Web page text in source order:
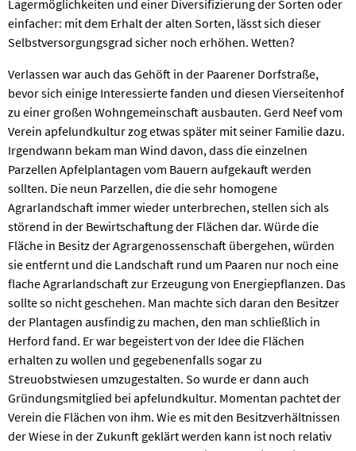
Lagermöglichkeiten und einer Diversifizierung der Sorten oder
einfacher: mit dem Erhalt der alten Sorten, lässt sich dieser
Selbstversorgungsgrad sicher noch erhöhen. Wetten?
Verlassen war auch das Gehöft in der Paarener Dorfstraße,
bevor sich einige Interessierte fanden und diesen Vierseitenhof
zu einer großen Wohngemeinschaft ausbauten. Gerd Neef vom
Verein apfelundkultur zog etwas später mit seiner Familie dazu.
Irgendwann bekam man Wind davon, dass die einzelnen
Parzellen Apfelplantagen vom Bauern aufgekauft werden
sollten. Die neun Parzellen, die die sehr homogene
Agrarlandschaft immer wieder unterbrechen, stellen sich als
störend in der Bewirtschaftung der Flächen dar. Würde die
Fläche in Besitz der Agrargenossenschaft übergehen, würden
sie entfernt und die Landschaft rund um Paaren nur noch eine
flache Agrarlandschaft zur Erzeugung von Energiepflanzen. Das
sollte so nicht geschehen. Man machte sich daran den Besitzer
der Plantagen ausfindig zu machen, den man schließlich in
Herford fand. Er war begeistert von der Idee die Flächen
erhalten zu wollen und gegebenenfalls sogar zu
Streuobstwiesen umzugestalten. So wurde er dann auch
Gründungsmitglied bei apfelundkultur. Momentan pachtet der
Verein die Flächen von ihm. Wie es mit den Besitzverhältnissen
der Wiese in der Zukunft geklärt werden kann ist noch relativ